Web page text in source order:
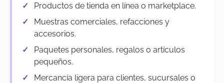
Productos de tienda en línea o marketplace.
Muestras comerciales, refacciones y
accesorios.
Paquetes personales, regalos o artículos
pequeños.
Mercancía ligera para clientes, sucursales o